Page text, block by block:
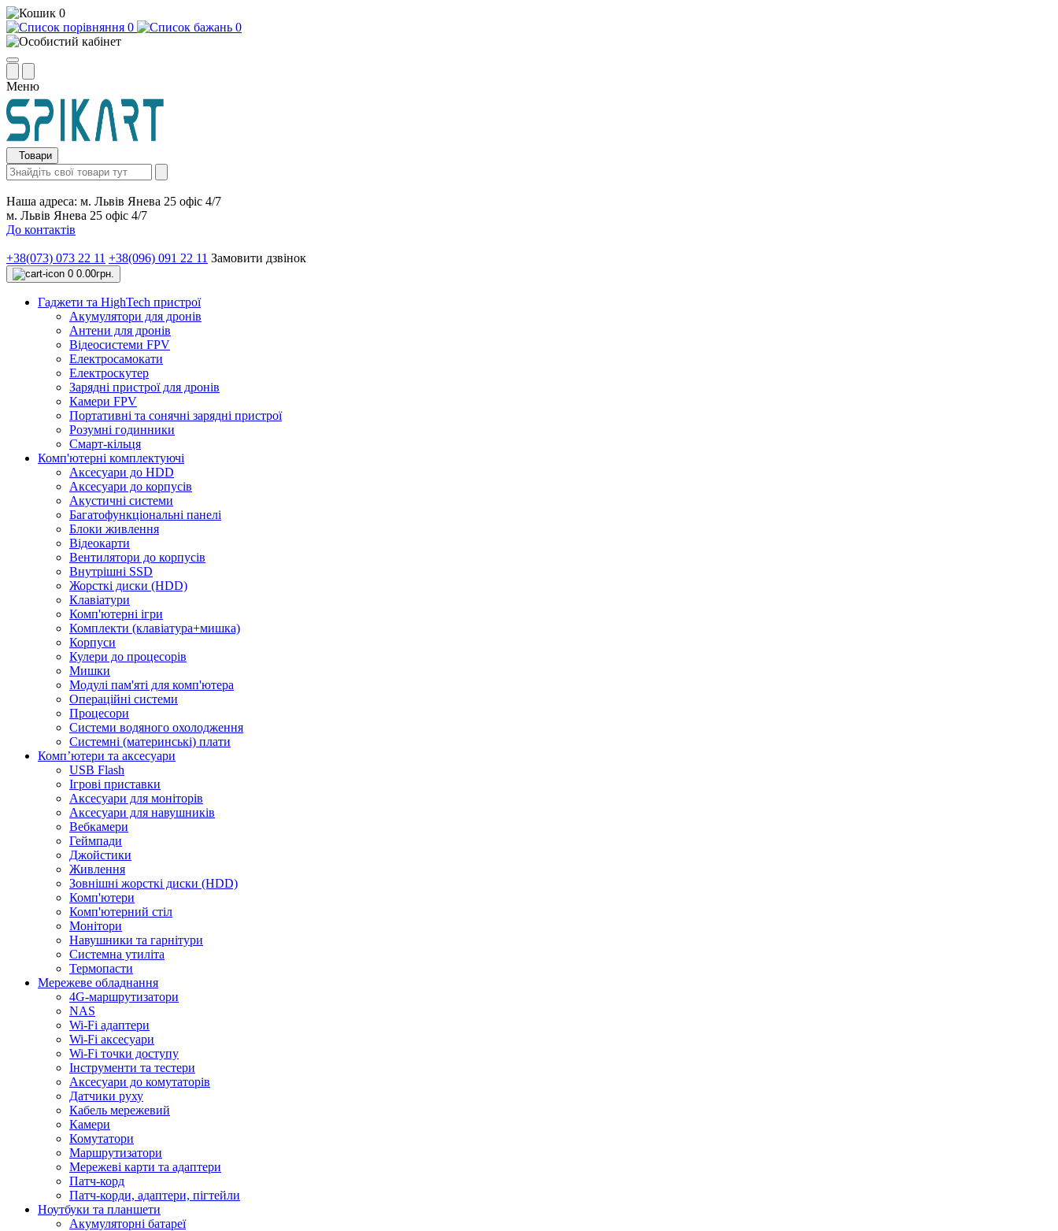
0
0
0
Меню
Товари
Наша адреса: м. Львів Янева 25 офіс 4/7
м. Львів Янева 25 офіс 4/7
До контактів
+38(073) 073 22 11 +38(096) 091 22 11 Замовити дзвінок
0 0.00грн.
Гаджети та HighTech пристрої
Акумулятори для дронів
Антени для дронів
Відеосистеми FPV
Електросамокати
Електроскутер
Зарядні пристрої для дронів
Камери FPV
Портативні та сонячні зарядні пристрої
Розумні годинники
Смарт-кільця
Комп'ютерні комплектуючі
Аксесуари до HDD
Аксесуари до корпусів
Акустичні системи
Багатофункціональні панелі
Блоки живлення
Відеокарти
Вентилятори до корпусів
Внутрішні SSD
Жорсткі диски (HDD)
Клавіатури
Комп'ютерні ігри
Комплекти (клавіатура+мишка)
Корпуси
Кулери до процесорів
Мишки
Модулі пам'яті для комп'ютера
Операційні системи
Процесори
Системи водяного охолодження
Системні (материнські) плати
Компʼютери та аксесуари
USB Flash
Ігрові приставки
Аксесуари для моніторів
Аксесуари для навушників
Вебкамери
Геймпади
Джойстики
Живлення
Зовнішні жорсткі диски (HDD)
Комп'ютери
Комп'ютерний стіл
Монітори
Навушники та гарнітури
Системна утиліта
Термопасти
Мережеве обладнання
4G-маршрутизатори
NAS
Wi-Fi адаптери
Wi-Fi аксесуари
Wi-Fi точки доступу
Інструменти та тестери
Аксесуари до комутаторів
Датчики руху
Кабель мережевий
Камери
Комутатори
Маршрутизатори
Мережеві карти та адаптери
Патч-корд
Патч-корди, адаптери, пігтейли
Ноутбуки та планшети
Акумуляторні батареї